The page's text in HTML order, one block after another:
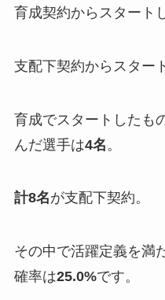
育成契約からスタート
支配下契約からスター
育成でスタートしたも
んだ選手は4名 。
計8名が支配下契約。
その中で活躍定義を満
確率は25.0%です。